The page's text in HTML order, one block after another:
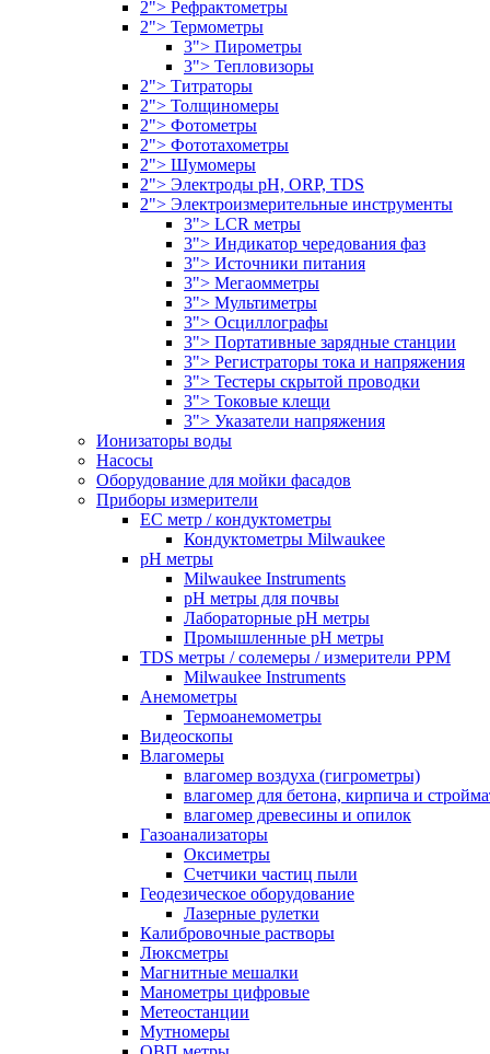
2"> Рефрактометры
2"> Термометры
3"> Пирометры
3"> Тепловизоры
2"> Титраторы
2"> Толщиномеры
2"> Фотометры
2"> Фототахометры
2"> Шумомеры
2"> Электроды pH, ORP, TDS
2"> Электроизмерительные инструменты
3"> LCR метры
3"> Индикатор чередования фаз
3"> Источники питания
3"> Мегаомметры
3"> Мультиметры
3"> Осциллографы
3"> Портативные зарядные станции
3"> Регистраторы тока и напряжения
3"> Тестеры скрытой проводки
3"> Токовые клещи
3"> Указатели напряжения
Ионизаторы воды
Насосы
Оборудование для мойки фасадов
Приборы измерители
EC метр / кондуктометры
Кондуктометры Milwaukee
pH метры
Milwaukee Instruments
pH метры для почвы
Лабораторные pH метры
Промышленные pH метры
TDS метры / солемеры / измерители PPM
Milwaukee Instruments
Анемометры
Термоанемометры
Видеоскопы
Влагомеры
влагомер воздуха (гигрометры)
влагомер для бетона, кирпича и
влагомер древесины и опилок
Газоанализаторы
Оксиметры
Счетчики частиц пыли
Геодезическое оборудование
Лазерные рулетки
Калибровочные растворы
Люксметры
Магнитные мешалки
Манометры цифровые
Метеостанции
Мутномеры